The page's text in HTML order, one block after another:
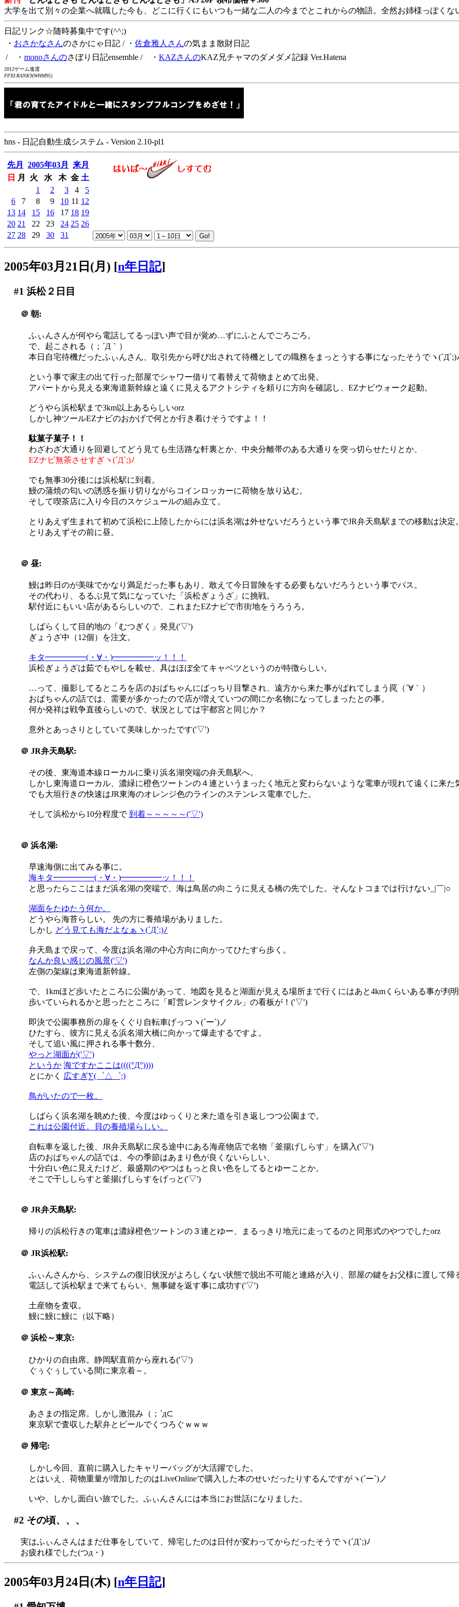
大学を出て別々の企業へ就職した今も、どこに行くにもいつも一緒な二人の今までとこれからの物語。全然お姉様っぽくな
日記リンク☆随時募集中です(^^;)
・ おさかなさんのさかにゃ日記 / ・ 佐倉雅人さんの気まま散財日記
/ ・ monoさんのさぼり日記ensemble / ・ KAZさんのKAZ兄チャマのダメダメ記録 Ver.Hatena
2012ゲーム進度
FFXI:RANK9(WHM95)
hns - 日記自動生成システム - Version 2.10-pl1
先月 2005年03月
来月
日
月 火 水 木 金 土
1
2 3 4
5
6
7 8 9 10 11 12
13 14 15 16 17 18 19
20 21 22 23 24 25 26
27 28 29 30 31
2005年03月21日(月) [n年日記]
#1 浜松２日目
＠ 朝:
ふぃんさんが何やら電話してるっぽい声で目が覚め…ずにふとんでごろごろ。
で、起こされる（；´Д｀）
本日自宅待機だったふぃんさん、取引先から呼び出されて待機としての職務をまっとうする事になったそうでヽ(´Д`;)
という事で家主の出て行った部屋でシャワー借りて着替えて荷物まとめて出発。
アパートから見える東海道新幹線と遠くに見えるアクトシティを頼りに方向を確認し、EZナビウォーク起動。
どうやら浜松駅まで3km以上あるらしいorz
しかし神ツールEZナビのおかげで何とか行き着けそうですよ！！
駄菓子菓子！！
わざわざ大通りを回避してどう見ても生活路な軒裏とか、中央分離帯のある大通りを突っ切らせたりとか、
EZナビ無茶させすぎヽ(´Д`;)ﾉ
でも無事30分後には浜松駅に到着。
鰻の蒲焼の匂いの誘惑を振り切りながらコインロッカーに荷物を放り込む。
そして喫茶店に入り今日のスケジュールの組み立て。
とりあえず生まれて初めて浜松に上陸したからには浜名湖は外せないだろうという事でJR弁天島駅までの移動は決定
とりあえずその前に昼。
＠ 昼:
鰻は昨日のが美味でかなり満足だった事もあり、敢えて今日冒険をする必要もないだろうという事でパス。
その代わり、るるぶ見て気になっていた「浜松ぎょうざ」に挑戦。
駅付近にもいい店があるらしいので、これまたEZナビで市街地をうろうろ。
しばらくして目的地の「むつぎく」発見('▽')
ぎょうざ中（12個）を注文。
キタ━━━━━(・∀・)━━━━━ッ！！！
浜松ぎょうざは茹でもやしを載せ、具はほぼ全てキャベツというのが特徴らしい。
…って、撮影してるところを店のおばちゃんにばっちり目撃され、遠方から来た事がばれてしまう罠（´∀｀）
おばちゃんの話では、需要が多かったので店が増えていつの間にか名物になってしまったとの事。
何か発祥は戦争直後らしいので、状況としては宇都宮と同じか？
意外とあっさりとしていて美味しかったです('▽')
＠ JR弁天島駅:
その後、東海道本線ローカルに乗り浜名湖突端の弁天島駅へ。
しかし東海道ローカル、濃緑に橙色ツートンの４連というまったく地元と変わらないような電車が現れて遠くに来た
でも大垣行きの快速はJR東海のオレンジ色のラインのステンレス電車でした。
そして浜松から10分程度で到着～～～～～('▽')
＠ 浜名湖:
早速海側に出てみる事に。
海キタ━━━━━(・∀・)━━━━━ッ！！！
と思ったらここはまだ浜名湖の突端で、海は鳥居の向こうに見える橋の先でした。そんなトコまでは行けない_|￣|○
湖面をたゆたう何か。
どうやら海苔らしい。 先の方に養殖場がありました。
しかし どう見ても海だよなぁヽ(´Д`;)ﾉ
弁天島まで戻って、今度は浜名湖の中心方向に向かってひたすら歩く。
なんか良い感じの風景('▽')
左側の架線は東海道新幹線。
で、1kmほど歩いたところに公園があって、地図を見ると湖面が見える場所まで行くにはあと4kmくらいある事が判
歩いていられるかと思ったところに「町営レンタサイクル」の看板が！('▽')
即決で公園事務所の扉をくぐり自転車げっつヽ(´ー`)ノ
ひたすら、彼方に見える浜名湖大橋に向かって爆走するですよ。
そして追い風に押される事十数分、
やっと湖面が('▽')
というか 海ですかここは((((°Д°))))
とにかく
広すぎ∑(゜△゜;)
鳥がいたので一枚。
しばらく浜名湖を眺めた後、今度はゆっくりと来た道を引き返しつつ公園まで。
これは公園付近。貝の養殖場らしい。
自転車を返した後、JR弁天島駅に戻る途中にある海産物店で名物「釜揚げしらす」を購入('▽')
店のおばちゃんの話では、今の季節はあまり色が良くないらしい、
十分白い色に見えたけど、最盛期のやつはもっと良い色をしてるとゆーことか。
そこで干ししらすと釜揚げしらすをげっと('▽')
＠ JR弁天島駅:
帰りの浜松行きの電車は濃緑橙色ツートンの３連とゆー、まるっきり地元に走ってるのと同形式のやつでしたorz
＠ JR浜松駅:
ふぃんさんから、システムの復旧状況がよろしくない状態で脱出不可能と連絡が入り、部屋の鍵をお父様に渡して帰
電話して浜松駅まで来てもらい、無事鍵を返す事に成功す('▽')
土産物を査収。
鰻に鰻に鰻に（以下略）
＠ 浜松～東京:
ひかりの自由席。静岡駅直前から座れる('▽')
ぐぅぐぅしている間に東京着～。
＠ 東京～高崎:
あさまの指定席。しかし激混み（；´д⊂
東京駅で査収した駅弁とビールでくつろぐｗｗｗ
＠ 帰宅:
しかし今回、直前に購入したキャリーバッグが大活躍でした。
とはいえ、荷物重量が増加したのはLiveOnlineで購入した本のせいだったりするんですがヽ(´ー`)ノ
いや、しかし面白い旅でした。ふぃんさんには本当にお世話になりました。
#2 その頃、、、
実はふぃんさんはまだ仕事をしていて、帰宅したのは日付が変わってからだったそうでヽ(´Д`;)ﾉ
お疲れ様でした(つд・)
2005年03月24日(木) [n年日記]